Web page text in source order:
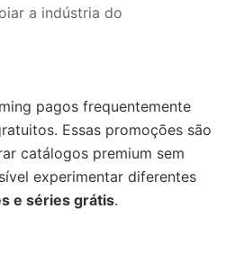
a indústria do
pagos frequentemente
Essas promoções são
catálogos premium sem
experimentar diferentes
e séries grátis.